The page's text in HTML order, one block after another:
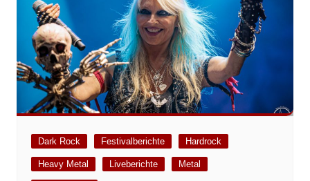
Dark Rock Festivalberichte Hardrock
Heavy Metal Liveberichte Metal